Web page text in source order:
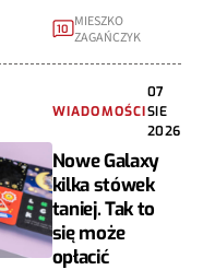
10 MIESZKO
ZAGAŃCZYK
WIADOMOŚCI
07
SIE
2026
Nowe Galaxy
kilka stówek
taniej. Tak to
się może
opłacić